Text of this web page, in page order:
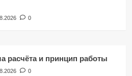
0
расчёта и принцип работы
0